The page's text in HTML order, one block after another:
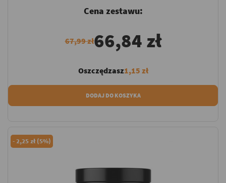
Cena zestawu:
67,99 zł66,84 zł
Oszczędzasz1,15 zł
DODAJ DO KOSZYKA
-2,25 zł (5%)